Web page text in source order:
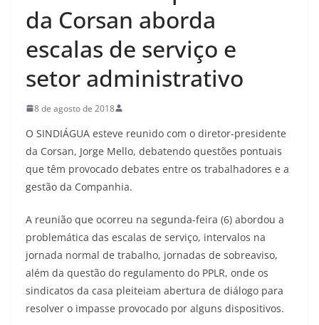
da Corsan aborda
escalas de serviço e
setor administrativo
8 de agosto de 2018
O SINDIÁGUA esteve reunido com o diretor-presidente
da Corsan, Jorge Mello, debatendo questões pontuais
que têm provocado debates entre os trabalhadores e a
gestão da Companhia.
A reunião que ocorreu na segunda-feira (6) abordou a
problemática das escalas de serviço, intervalos na
jornada normal de trabalho, jornadas de sobreaviso,
além da questão do regulamento do PPLR, onde os
sindicatos da casa pleiteiam abertura de diálogo para
resolver o impasse provocado por alguns dispositivos.